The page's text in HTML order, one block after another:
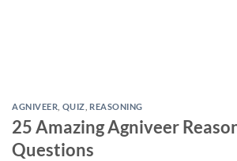
AGNIVEER QUIZ REASONING
25 Amazing Agniveer
Questions